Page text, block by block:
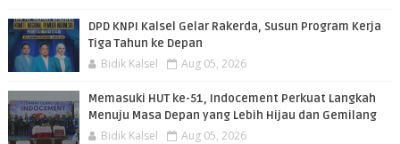
DPD KNPI Kalsel Gelar Rakerda, Susun Program Kerja
Tiga Tahun ke Depan
Bidik Kalsel Aug 05, 2026
Memasuki HUT ke-51, Indocement Perkuat Langkah
Menuju Masa Depan yang Lebih Hijau dan Gemilang
Bidik Kalsel Aug 05, 2026